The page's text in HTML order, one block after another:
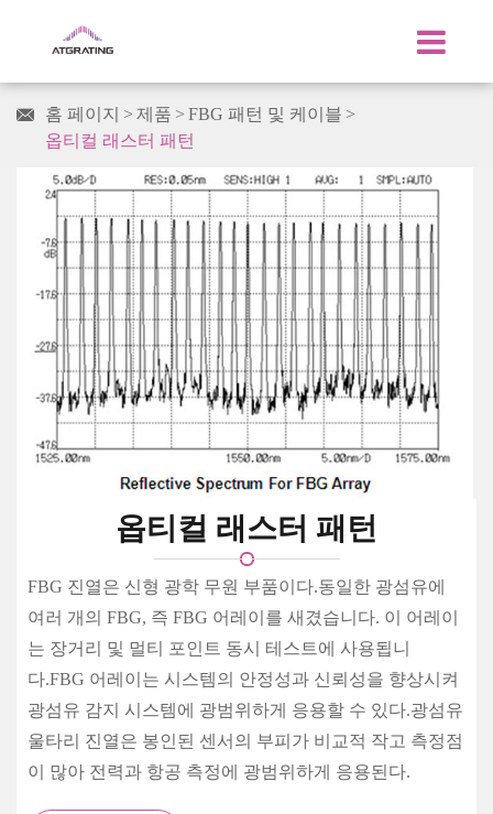
 홈 페이지 제품
FBG 패턴 및 케이블
옵티컬 래스터 패턴
옵티컬 래스터 패턴
FBG 진열은 신형 광학 무원 부품이다.동일한 광섬유에
여러 개의 FBG, 즉 FBG 어레이를 새겼습니다. 이 어레이
는 장거리 및 멀티 포인트 동시 테스트에 사용됩니
다.FBG 어레이는 시스템의 안정성과 신뢰성을 향상시켜
광섬유 감지 시스템에 광범위하게 응용할 수 있다.광섬유
울타리 진열은 봉인된 센서의 부피가 비교적 작고 측정점
이 많아 전력과 항공 측정에 광범위하게 응용된다.